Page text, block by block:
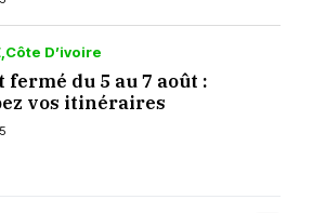
Côte D’ivoire
fermé du 5 au 7 août :
vos itinéraires